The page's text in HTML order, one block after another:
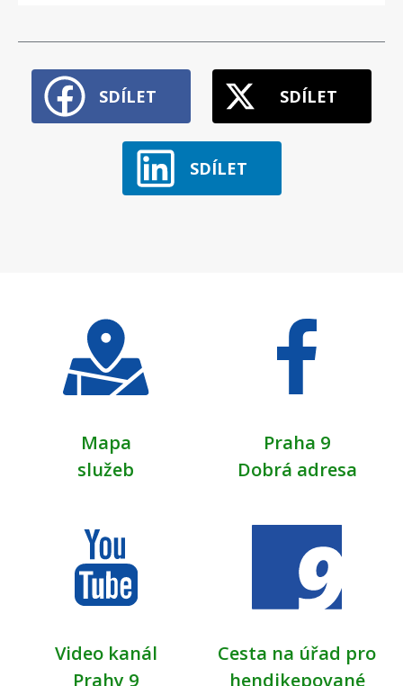
SDÍLET SDÍLET
SDÍLET
Mapa
služeb
Praha 9
Dobrá adresa
Video kanál
Prahy 9
Cesta na úřad pro
hendikepované